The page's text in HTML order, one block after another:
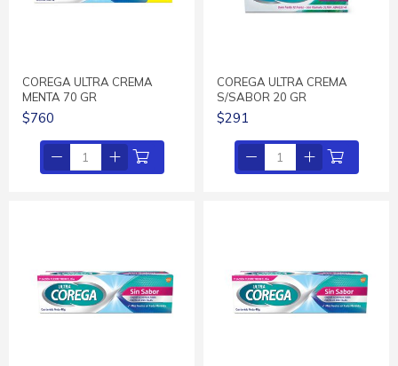
COREGA ULTRA CREMA
MENTA 70 GR
$760
COREGA ULTRA CREMA
S/SABOR 20 GR
$291